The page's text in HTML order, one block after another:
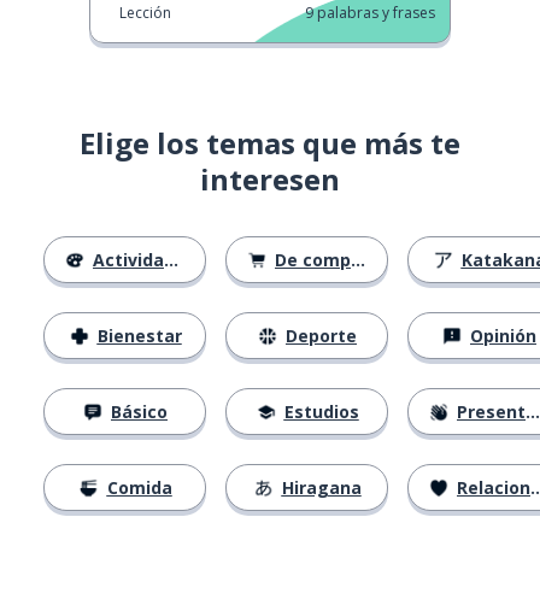
Lección 9palabras y frases
Elige los temas que más te
interesen
Actividades
Bienestar
Básico
Comida
De compras
Deporte
Estudios
Hiragana
Opinión
Presentación
Relaciones